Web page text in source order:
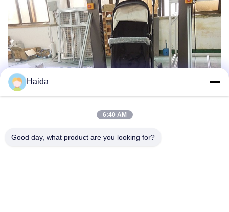
Haida
6:40 AM
Good day, what product are you looking for?